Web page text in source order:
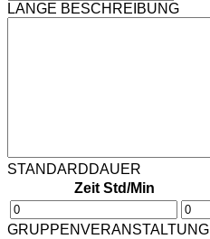
LANGE BESCHREIBUNG
STANDARDDAUER
Zeit Std/Min
GRUPPENVERANSTALTUNG